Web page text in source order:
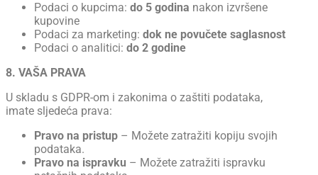
Podaci o kupcima: do 5 godina nakon izvršene
kupovine
Podaci za marketing: dok ne povučete saglasnost
Podaci o analitici: do 2 godine
8. VAŠA PRAVA
U skladu s GDPR-om i zakonima o zaštiti podataka,
imate sljedeća prava:
Pravo na pristup – Možete zatražiti kopiju svojih
podataka.
Pravo na ispravku – Možete zatražiti ispravku